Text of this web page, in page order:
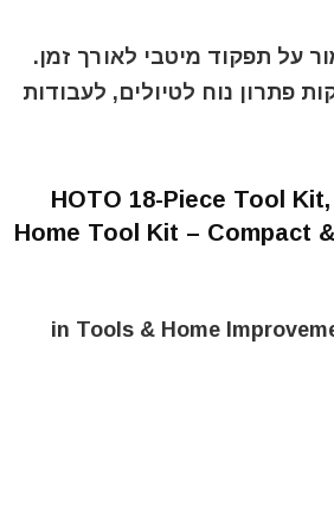
על תפקוד מיטבי לאורך זמן.
פתרון נוח לטיולים, לעבודות
HOTO 18-Piece Tool
Home Tool Kit – Compact